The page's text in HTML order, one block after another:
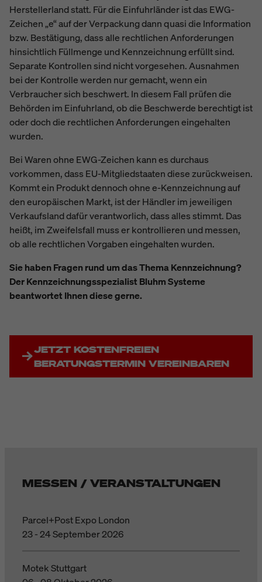
Herstellerland statt. Für die Einfuhrländer ist das EWG-
Zeichen „e“ auf der Verpackung dann quasi die Information
bzw. Bestätigung, dass alle rechtlichen Anforderungen
hinsichtlich Füllmenge und Kennzeichnung erfüllt sind.
Separate Kontrollen sind nicht vorgesehen. Ausnahmen
bei der Kontrolle werden nur gemacht, wenn ein
Verbraucher sich beschwert. In diesem Fall prüfen die
Behörden im Einfuhrland, ob die Beschwerde berechtigt ist
oder doch die rechtlichen Anforderungen eingehalten
wurden.
Bei Waren ohne EWG-Zeichen kann es durchaus
vorkommen, dass EU-Mitgliedstaaten diese zurückweisen.
Kommt ein Produkt dennoch ohne e-Kennzeichnung auf
den europäischen Markt, ist der Händler im jeweiligen
Verkaufsland dafür verantworlich, dass alles stimmt. Das
heißt, im Zweifelsfall muss er kontrollieren und messen,
ob alle rechtlichen Vorgaben eingehalten wurden.
Sie haben Fragen rund um das Thema Kennzeichnung?
Der Kennzeichnungsspezialist Bluhm Systeme
beantwortet Ihnen diese gerne.
JETZT KOSTENFREIEN
BERATUNGSTERMIN VEREINBAREN
MESSEN / VERANSTALTUNGEN
Parcel+Post Expo London
23 - 24 September 2026
Motek Stuttgart